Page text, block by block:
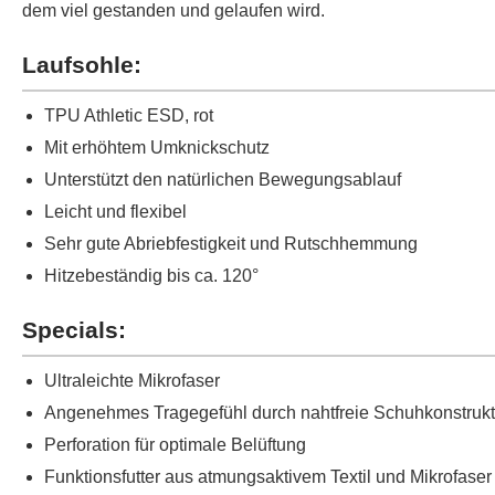
dem viel gestanden und gelaufen wird.
Laufsohle:
TPU Athletic ESD, rot
Mit erhöhtem Umknickschutz
Unterstützt den natürlichen Bewegungsablauf
Leicht und flexibel
Sehr gute Abriebfestigkeit und Rutschhemmung
Hitzebeständig bis ca. 120°
Specials:
Ultraleichte Mikrofaser
Angenehmes Tragegefühl durch nahtfreie
Perforation für optimale Belüftung
Funktionsfutter aus atmungsaktivem Textil und Mikrofaser